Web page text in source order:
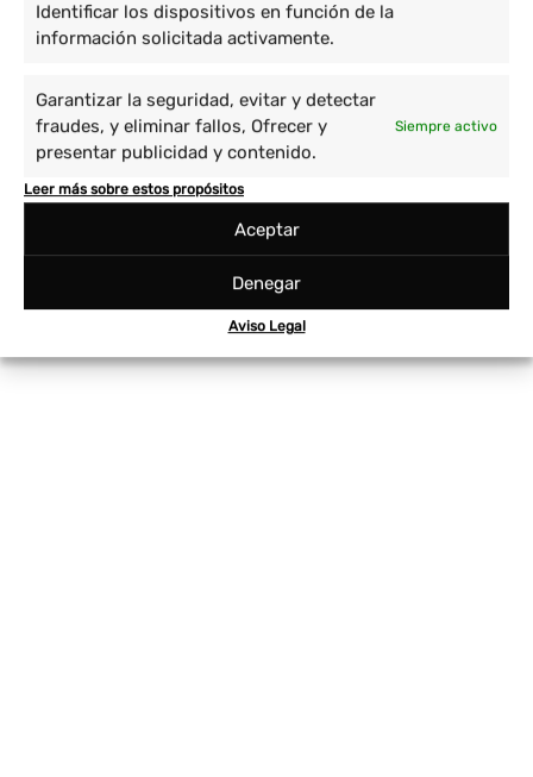
Identificar los dispositivos en función de la
información solicitada activamente.
Garantizar la seguridad, evitar y detectar
fraudes, y eliminar fallos, Ofrecer y
presentar publicidad y contenido.
Siempre activo
Leer más sobre estos propósitos
Aceptar
Denegar
Aviso Legal